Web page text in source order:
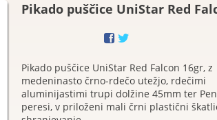
Pikado puščice UniStar Red
Pikado puščice UniStar Red Falcon 16gr, z
medeninasto črno-rdečo utežjo, rdečimi
aluminijastimi trupi dolžine 45mm ter
peresi, v priloženi mali črni plastični